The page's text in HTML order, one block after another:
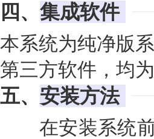
四、 集成软件
本系统为纯净版
第三方软件，均
五、 安装方法
在安装系统前